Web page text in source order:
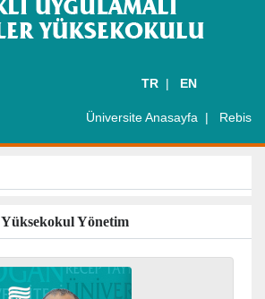
TR EN
Üniversite Anasayfa Rebis
Yüksekokul Yönetim